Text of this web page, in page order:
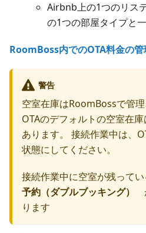
Airbnb上の1つのリス
の1つの部屋タイプと
RoomBoss内でのOTA料金の管
警告
空室在庫はRoomBossで管
OTAのデフォルトの空室在
あります。 接続作業中は、
状態にしてください。
接続作業中に空室が残って
予約（ダブルブッキング）
ります